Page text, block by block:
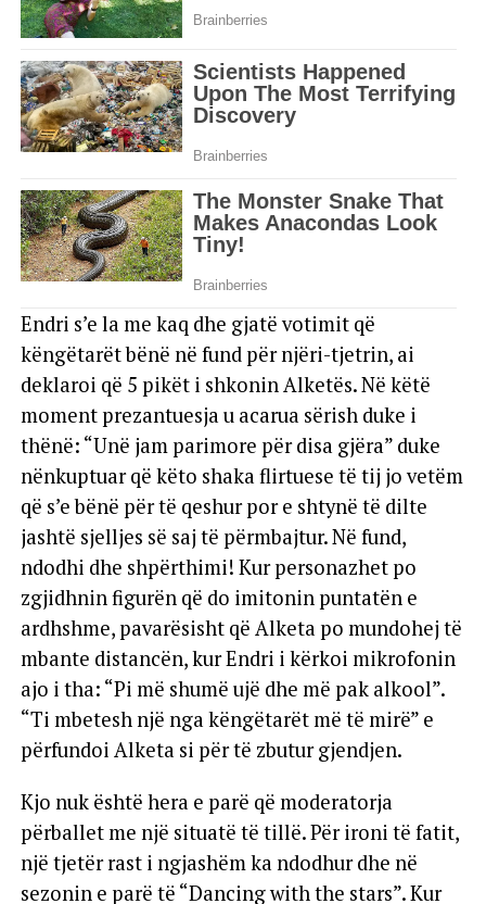
Endri s’e la me kaq dhe gjatë votimit që
këngëtarët bënë në fund për njëri-tjetrin, ai
deklaroi që 5 pikët i shkonin Alketës. Në këtë
moment prezantuesja u acarua sërish duke i
thënë: “Unë jam parimore për disa gjëra” duke
nënkuptuar që këto shaka flirtuese të tij jo vetëm
që s’e bënë për të qeshur por e shtynë të dilte
jashtë sjelljes së saj të përmbajtur. Në fund,
ndodhi dhe shpërthimi! Kur personazhet po
zgjidhnin figurën që do imitonin puntatën e
ardhshme, pavarësisht që Alketa po mundohej të
mbante distancën, kur Endri i kërkoi mikrofonin
ajo i tha: “Pi më shumë ujë dhe më pak alkool”.
“Ti mbetesh një nga këngëtarët më të mirë” e
përfundoi Alketa si për të zbutur gjendjen.
Kjo nuk është hera e parë që moderatorja
përballet me një situatë të tillë. Për ironi të fatit,
një tjetër rast i ngjashëm ka ndodhur dhe në
sezonin e parë të “Dancing with the stars”. Kur